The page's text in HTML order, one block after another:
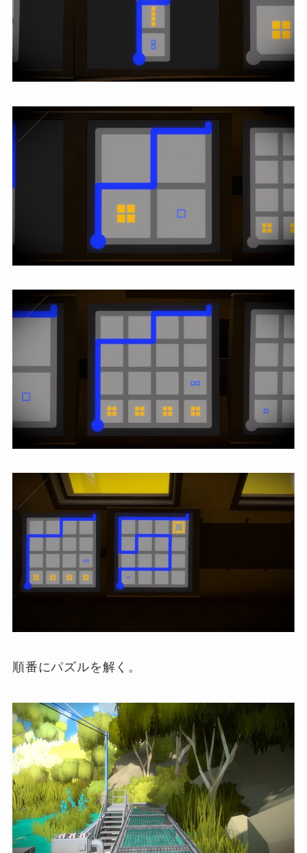
順番にパズルを解く。